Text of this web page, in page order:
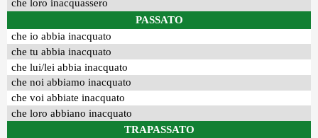
che loro inacquassero
PASSATO
che io abbia inacquato
che tu abbia inacquato
che lui/lei abbia inacquato
che noi abbiamo inacquato
che voi abbiate inacquato
che loro abbiano inacquato
TRAPASSATO